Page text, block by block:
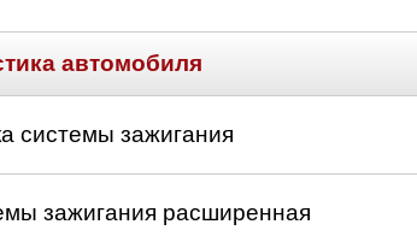
автомобиля
системы зажигания
зажигания расширенная